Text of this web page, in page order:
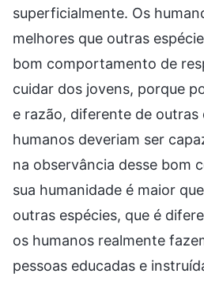
superficialmente. Os
melhores que outras
bom comportamento de
cuidar dos jovens, porque
e razão, diferente de outras
humanos deveriam ser
na observância desse bom
sua humanidade é maior
outras espécies, que é
os humanos realmente
pessoas educadas e